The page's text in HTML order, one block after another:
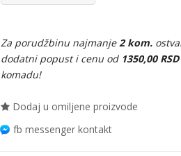
Za porudžbinu najmanje2 kom.
dodatni popust i cenu od 1350,00 RSD
komadu!
Dodaj u omiljene proizvode
fb messenger kontakt